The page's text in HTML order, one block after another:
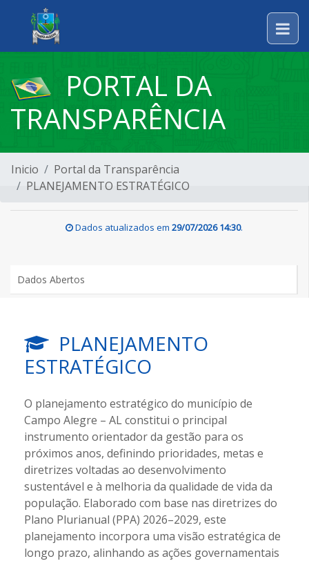
PORTAL DA
TRANSPARÊNCIA
Inicio
Portal da Transparência
PLANEJAMENTO ESTRATÉGICO
Dados atualizados em 29/07/2026 14:30.
Dados Abertos
PLANEJAMENTO
ESTRATÉGICO
O planejamento estratégico do município de
Campo Alegre – AL constitui o principal
instrumento orientador da gestão para os
próximos anos, definindo prioridades, metas e
diretrizes voltadas ao desenvolvimento
sustentável e à melhoria da qualidade de vida da
população. Elaborado com base nas diretrizes do
Plano Plurianual (PPA) 2026–2029, este
planejamento incorpora uma visão estratégica de
longo prazo, alinhando as ações governamentais